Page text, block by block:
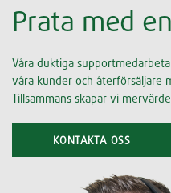
Prata med
Våra duktiga
våra kunder och återförsäljare
Tillsammans skapar vi
KONTAKTA OSS